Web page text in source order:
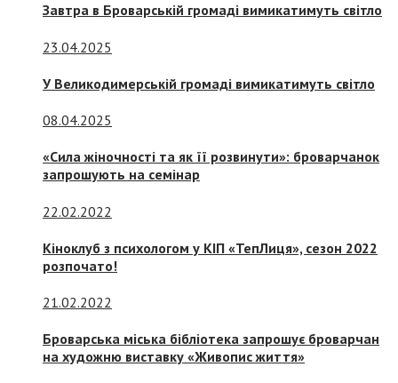
Завтра в Броварській громаді вимикатимуть світло
23.04.2025
У Великодимерській громаді вимикатимуть світло
08.04.2025
«Сила жіночності та як її розвинути»: броварчанок
запрошують на семінар
22.02.2022
Кіноклуб з психологом у КІП «ТепЛиця», сезон 2022
розпочато!
21.02.2022
Броварська міська бібліотека запрошує броварчан
на художню виставку «Живопис життя»